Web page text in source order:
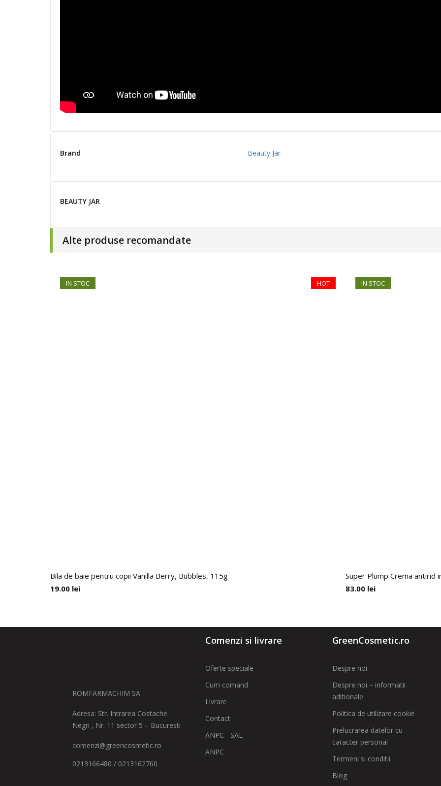
Brand Beauty Jar
BEAUTY JAR
Alte produse recomandate
HOT
IN STOC
Bila de baie pentru copii Vanilla Berry, Bubbles, 115g
19.00 lei
IN STOC
Super Plump Crema antirid
83.00 lei
ROMFARMACHIM SA
Adresa: Str. Intrarea Costache
Negri , Nr. 11 sector 5 – Bucuresti
comenzi@greencosmetic.ro
0213166480 / 0213162760
Comenzi si livrare
Oferte speciale
Cum comand
Livrare
Contact
ANPC - SAL
ANPC
GreenCosmetic.ro
Despre noi
Despre noi – informatii
aditionale
Politica de utilizare cookie
Prelucrarea datelor cu
caracter personal
Termeni si conditii
Blog